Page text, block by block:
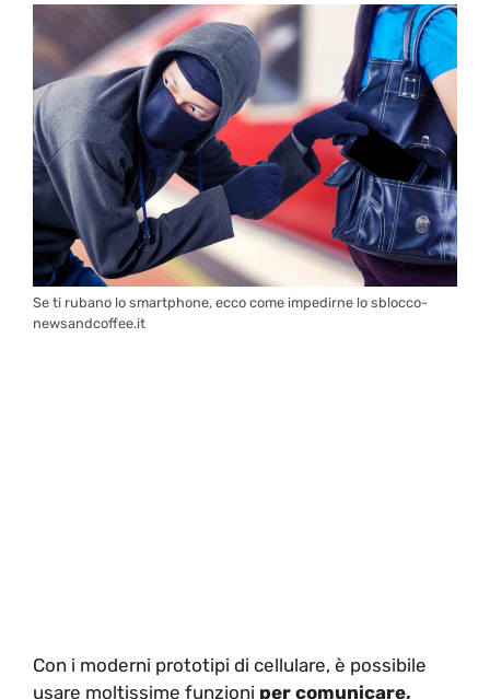
Se ti rubano lo smartphone, ecco come impedirne lo sblocco-
newsandcoffee.it
Con i moderni prototipi di cellulare, è possibile
usare moltissime funzioni per comunicare,